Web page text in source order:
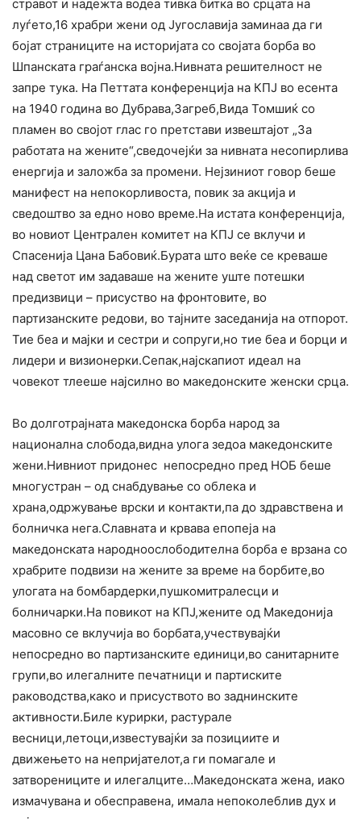
стравот и надежта водеа тивка битка во срцата на
луѓето,16 храбри жени од Југославија заминаа да ги
бојат страниците на историјата со својата борба во
Шпанската граѓанска војна.Нивната решителност не
запре тука. На Петтата конференција на КПЈ во есента
на 1940 година во Дубрава,Загреб,Вида Томшиќ со
пламен во својот глас го претстави извештајот „За
работата на жените“,сведочејќи за нивната несопирлива
енергија и заложба за промени. Нејзиниот говор беше
манифест на непокорливоста, повик за акција и
сведоштво за едно ново време.На истата конференција,
во новиот Централен комитет на КПЈ се вклучи и
Спасенија Цана Бабовиќ.Бурата што веќе се креваше
над светот им задаваше на жените уште потешки
предизвици – присуство на фронтовите, во
партизанските редови, во тајните заседанија на отпорот.
Тие беа и мајки и сестри и сопруги,но тие беа и борци и
лидери и визионерки.Сепак,најскапиот идеал на
човекот тлееше најсилно во македонските женски срца.
Во долготрајната македонска борба народ за
национална слобода,видна улога зедоа македонските
жени.Нивниот придонес непосредно пред НОБ беше
многустран – од снабдување со облека и
храна,одржување врски и контакти,па до здравствена и
болничка нега.Славната и крвава епопеја на
македонската народноослободителна борба е врзана со
храбрите подвизи на жените за време на борбите,во
улогата на бомбардерки,пушкомитралесци и
болничарки.На повикот на КПЈ,жените од Македонија
масовно се вклучија во борбата,учествувајќи
непосредно во партизанските единици,во санитарните
групи,во илегалните печатници и партиските
раководства,како и присуството во заднинските
активности.Биле курирки, растурале
весници,летоци,известувајќи за позициите и
движењето на непријателот,а ги помагале и
затворениците и илегалците…Македонската жена, иако
измачувана и обесправена, имала непоколеблив дух и